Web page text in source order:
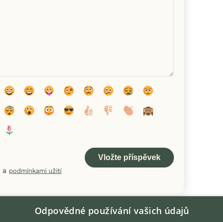
a podmínkami užití
Odpovědné používání vašich údajů